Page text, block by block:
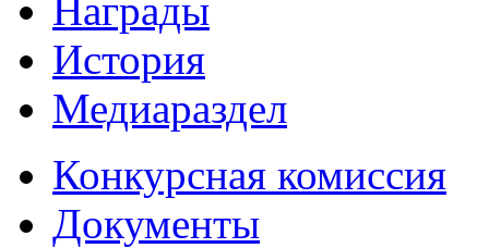
Награды
История
Медиараздел
Конкурсная комиссия
Документы